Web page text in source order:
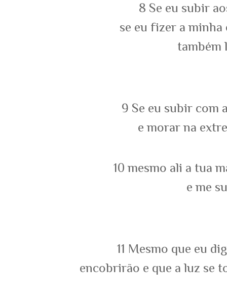
8 Se eu subir
se eu fizer a minha
também
9 Se eu subir com
e morar na
10 mesmo ali a tua
e me
11 Mesmo que eu
encobrirão e que a luz se